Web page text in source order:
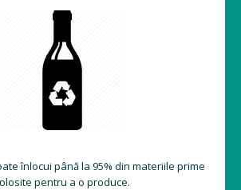
înlocui până la 95% din materiile prime
pentru a o produce.